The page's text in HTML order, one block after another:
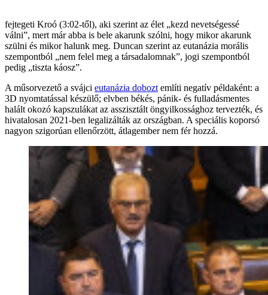
fejtegeti Kroó (3:02-től), aki szerint az élet „kezd nevetségessé
válni”, mert már abba is bele akarunk szólni, hogy mikor akarunk
szülni és mikor halunk meg. Duncan szerint az eutanázia morális
szempontból „nem felel meg a társadalomnak”, jogi szempontból
pedig „tiszta káosz”.
A műsorvezető a svájci eutanázia dobozt említi negatív példaként: a
3D nyomtatással készülő; elvben békés, pánik- és fulladásmentes
halált okozó kapszulákat az asszisztált öngyilkossághoz tervezték, és
hivatalosan 2021-ben legalizálták az országban. A speciális koporsó
nagyon szigorúan ellenőrzött, átlagember nem fér hozzá.